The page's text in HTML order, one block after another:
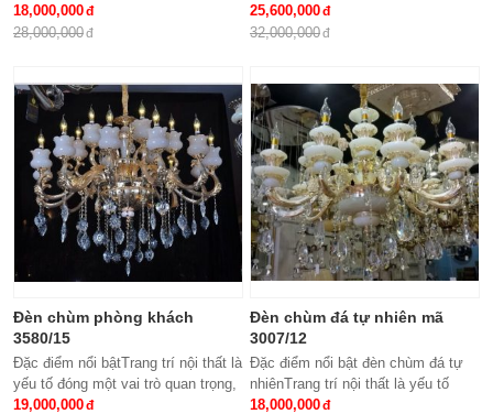
khẩuKích thước: Phi 950 x
H500Loại bóng sử dụng: Nến E14
18,000,000
28,000,000
đem lại những giá trị thực sự cho
cả căn hộ của gia...
25,600,000
32,000,000
Đèn chùm phòng khách
3580/15
Đặc điểm nổi bậtTrang trí nội thất là
yếu tố đóng một vai trò quan trọng,
đem lại những giá trị thực sự cho
19,000,000
Đèn chùm đá tự nhiên mã
3007/12
Đặc điểm nổi bật đèn chùm đá tự
nhiênTrang trí nội thất là yếu tố
đóng một vai trò quan trọng, đem lại
18,000,000